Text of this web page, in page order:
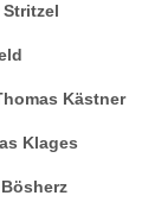
Kästner
Klages